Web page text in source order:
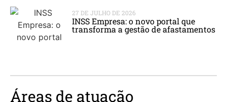
27 DE JULHO DE 2026
INSS Empresa: o novo portal que
transforma a gestão de afastamentos
Áreas de atuação